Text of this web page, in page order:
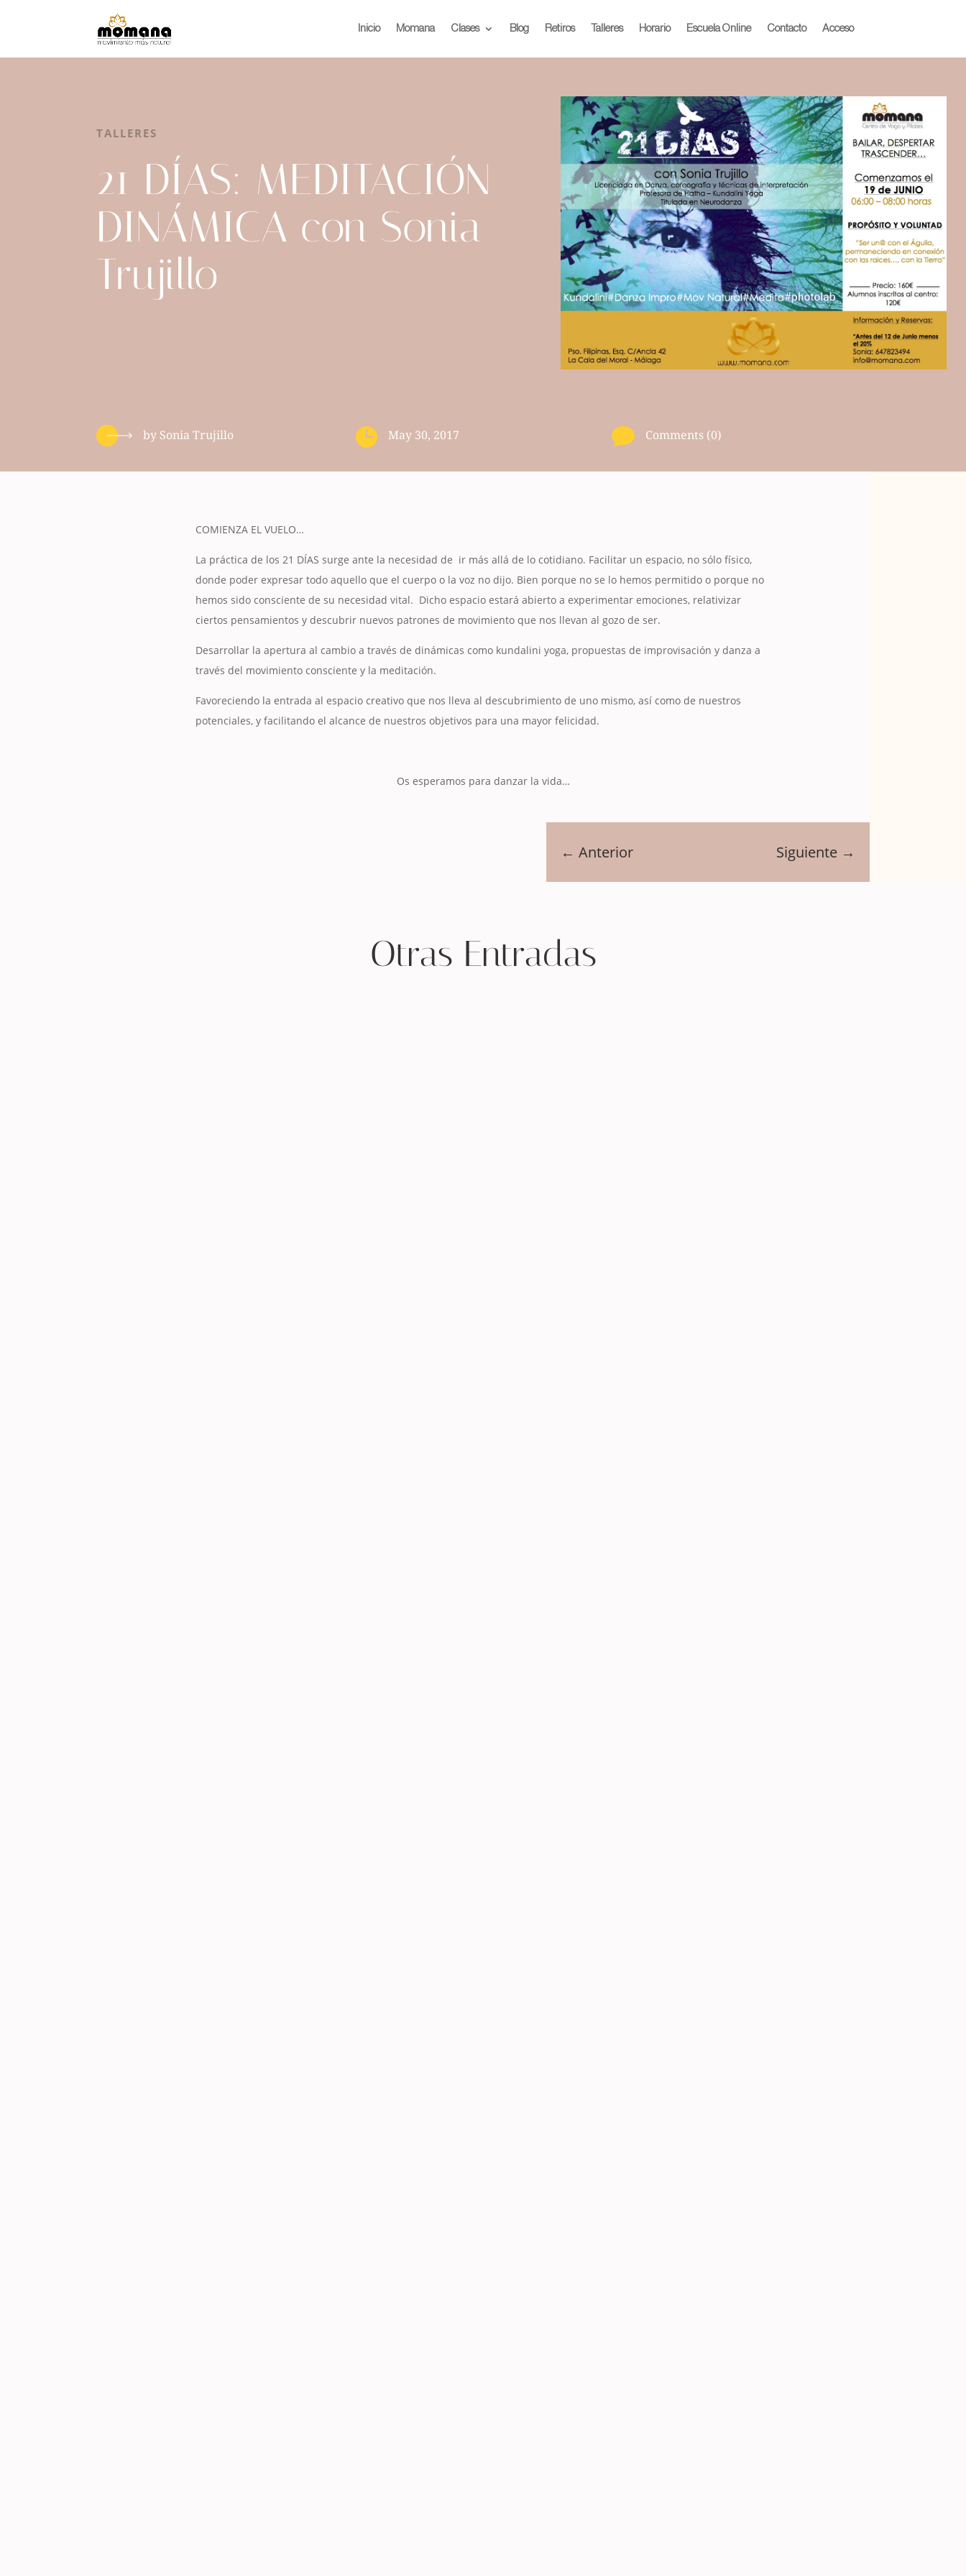
Inicio Momana Clases Blog Retiros Talleres Horario Escuela Online Contacto Acceso
TALLERES
21 DÍAS: MEDITACIÓN
DINÁMICA con Sonia
Trujillo
by Sonia Trujillo  May 30, 2017  Comments (0)
COMIENZA EL VUELO…
La práctica de los 21 DÍAS surge ante la necesidad de ir más allá de lo cotidiano. Facilitar un espacio, no sólo físico,
donde poder expresar todo aquello que el cuerpo o la voz no dijo. Bien porque no se lo hemos permitido o porque no
hemos sido consciente de su necesidad vital. Dicho espacio estará abierto a experimentar emociones, relativizar
ciertos pensamientos y descubrir nuevos patrones de movimiento que nos llevan al gozo de ser.
Desarrollar la apertura al cambio a través de dinámicas como kundalini yoga, propuestas de improvisación y danza a
través del movimiento consciente y la meditación.
Favoreciendo la entrada al espacio creativo que nos lleva al descubrimiento de uno mismo, así como de nuestros
potenciales, y facilitando el alcance de nuestros objetivos para una mayor felicidad.
Os esperamos para danzar la vida…
← Anterior Siguiente→
Otras Entradas